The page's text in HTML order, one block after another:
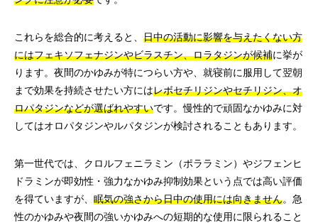
これらを総合的に考えると、 日中の活動に影響を与えたくない方
にはフェキソフェナジンやビラスチン、ロラタジンが候補に挙が
ります。夜間のかゆみが特につらい方や、就寝前に服用して翌朝
まで効果を持続させたい方にはレボセチリジンやセチリジン、オ
ロパタジンなどが選ばれやすいです。慢性的で頑固なかゆみに対
してはオロパタジンやルパタジンが検討されることもあります。
第一世代では、クロルフェニラミン（ポララミン）やジフェンヒ
ドラミンが即効性・強力なかゆみ抑制効果という点では高い評価
を得ていますが、 眠気の強さから日中の使用には向きません。急
性のかゆみや夜間の強いかゆみへの短期的な使用に限られること